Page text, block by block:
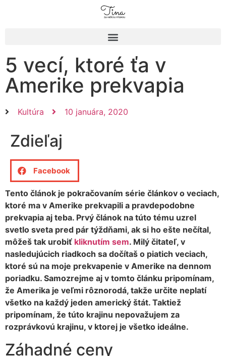
5 vecí, ktoré ťa v
Amerike prekvapia
Kultúra 10 januára, 2020
Zdieľaj
Facebook
Tento článok je pokračovaním série článkov o veciach,
ktoré ma v Amerike prekvapili a pravdepodobne
prekvapia aj teba. Prvý článok na túto tému uzrel
svetlo sveta pred pár týždňami, ak si ho ešte nečítal,
môžeš tak urobiť kliknutím sem. Milý čitateľ, v
nasledujúcich riadkoch sa dočítaš o piatich veciach,
ktoré sú na moje prekvapenie v Amerike na dennom
poriadku. Samozrejme aj v tomto článku pripomínam,
že Amerika je veľmi rôznorodá, takže určite neplatí
všetko na každý jeden americký štát. Taktiež
pripomínam, že túto krajinu nepovažujem za
rozprávkovú krajinu, v ktorej je všetko ideálne.
Záhadné ceny